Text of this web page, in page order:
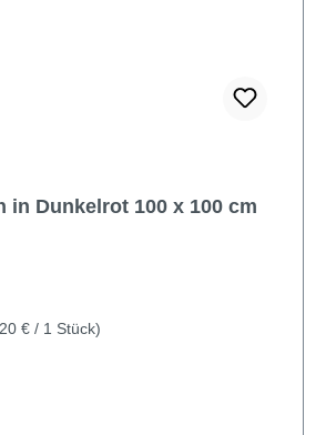
in Dunkelrot 100 x 100 cm
€ / 1 Stück)